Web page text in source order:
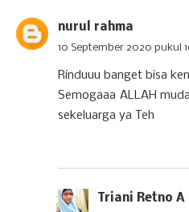
nurul rahma
10 September 2020 pukul
Rinduuu banget bisa
Semogaaa ALLAH
sekeluarga ya Teh
Triani Retno A